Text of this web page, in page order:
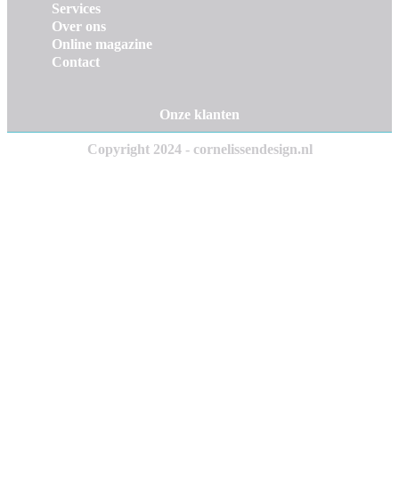
Services
Over ons
Online magazine
Contact
Onze klanten
Copyright 2024 - cornelissendesign.nl